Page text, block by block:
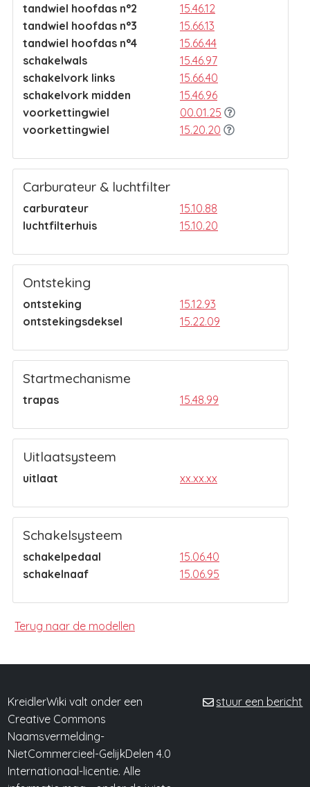
tandwiel hoofdas n°2
15.46.12
tandwiel hoofdas n°3
15.66.13
tandwiel hoofdas n°4
15.66.44
schakelwals
15.46.97
schakelvork links
15.66.40
schakelvork midden
15.46.96
voorkettingwiel
00.01.25
voorkettingwiel
15.20.20
Carburateur & luchtfilter
carburateur
15.10.88
luchtfilterhuis
15.10.20
Ontsteking
ontsteking
15.12.93
ontstekingsdeksel
15.22.09
Startmechanisme
trapas 15.48.99
Uitlaatsysteem
uitlaat xx.xx.xx
Schakelsysteem
schakelpedaal
15.06.40
schakelnaaf
15.06.95
Terug naar de modellen
KreidlerWiki valt onder een
Creative Commons
Naamsvermelding-
NietCommercieel-GelijkDelen 4.0
Internationaal-licentie. Alle
stuur een bericht